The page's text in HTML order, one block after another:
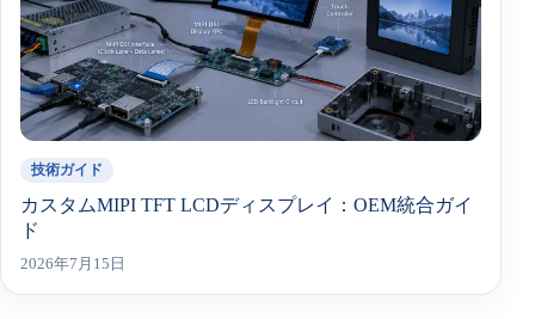
技術ガイド
カスタムMIPI TFT LCDディスプレイ：OEM統合ガイ
ド
2026年7月15日